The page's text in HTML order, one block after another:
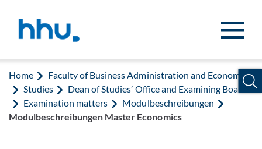
Home
Faculty of Business Administration and Economics
Studies
Dean of Studies’ Office and Examining Board
Examination matters
Modulbeschreibungen
Modulbeschreibungen Master Economics